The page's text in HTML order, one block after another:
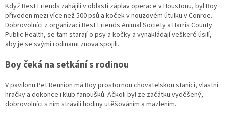
Když Best Friends zahájili v oblasti záplav operace v Houstonu, byl Boy
přiveden mezi více než 500 psů a koček v nouzovém útulku v Conroe.
Dobrovolníci z organizací Best Friends Animal Society a Harris County
Public Health, se tam starají o psy a kočky a vynakládají veškeré úsilí,
aby je se svými rodinami znova spojili.
Boy čeká na setkání s rodinou
V pavilonu Pet Reunion má Boy prostornou chovatelskou stanici, vlastní
hračky a dokonce i klub fanoušků. Ačkoli byl ze začátku vyděšený,
dobrovolníci s ním strávili hodiny utěšováním a mazlením.